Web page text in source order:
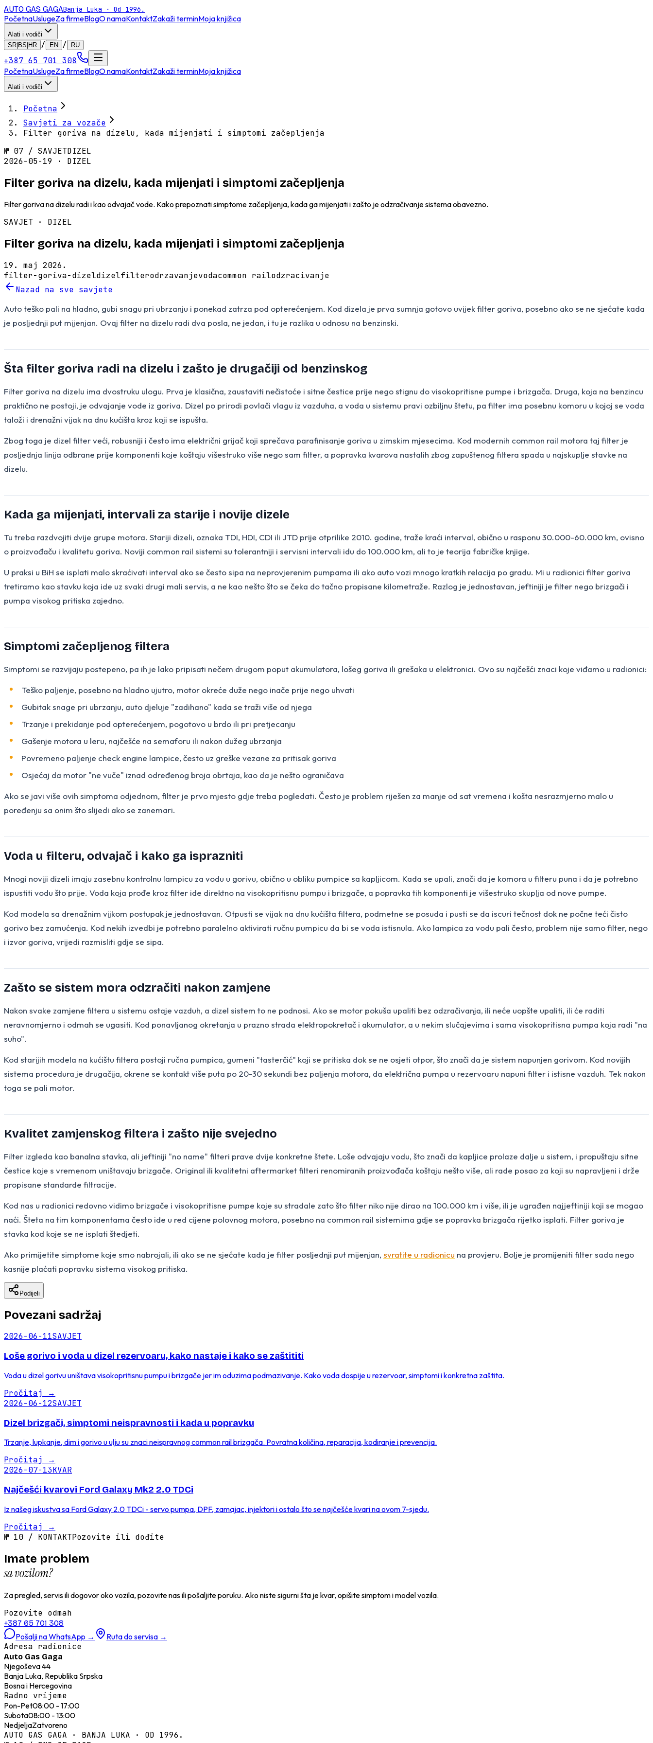
AUTO GAS GAGABanja Luka · Od 1996.
PočetnaUslugeZa firmeBlogO namaKontaktZakaži terminMoja knjižica
Alati i vodiči
SR|BS|HR
/ EN / RU
+387 65 701 308
PočetnaUslugeZa firmeBlogO namaKontaktZakaži terminMoja knjižica
Alati i vodiči
Početna
Savjeti za vozače
Filter goriva na dizelu, kada mijenjati i simptomi začepljenja
№ 07 / SAVJETDIZEL
2026-05-19 · DIZEL
Filter goriva na dizelu, kada mijenjati i simptomi začepljenja
Filter goriva na dizelu radi i kao odvajač vode. Kako prepoznati simptome začepljenja, kada ga mijenjati i zašto je odzračivanje sistema obavezno.
SAVJET · DIZEL
Filter goriva na dizelu, kada mijenjati i simptomi začepljenja
19. maj 2026.
filter-goriva-dizeldizelfilterodrzavanjevodacommon railodzracivanje
Nazad na sve savjete
Auto teško pali na hladno, gubi snagu pri ubrzanju i ponekad zatrza pod opterećenjem. Kod dizela je prva sumnja gotovo uvijek filter goriva, posebno ako se ne sjećate kada
je posljednji put mijenjan. Ovaj filter na dizelu radi dva posla, ne jedan, i tu je razlika u odnosu na benzinski.
Šta filter goriva radi na dizelu i zašto je drugačiji od benzinskog
Filter goriva na dizelu ima dvostruku ulogu. Prva je klasična, zaustaviti nečistoće i sitne čestice prije nego stignu do visokopritisne pumpe i brizgača. Druga, koja na benzincu
praktično ne postoji, je odvajanje vode iz goriva. Dizel po prirodi povlači vlagu iz vazduha, a voda u sistemu pravi ozbiljnu štetu, pa filter ima posebnu komoru u kojoj se voda
taloži i drenažni vijak na dnu kućišta kroz koji se ispušta.
Zbog toga je dizel filter veći, robusniji i često ima električni grijač koji sprečava parafinisanje goriva u zimskim mjesecima. Kod modernih common rail motora taj filter je
posljednja linija odbrane prije komponenti koje koštaju višestruko više nego sam filter, a popravka kvarova nastalih zbog zapuštenog filtera spada u najskuplje stavke na
dizelu.
Kada ga mijenjati, intervali za starije i novije dizele
Tu treba razdvojiti dvije grupe motora. Stariji dizeli, oznaka TDI, HDI, CDI ili JTD prije otprilike 2010. godine, traže kraći interval, obično u rasponu 30.000-60.000 km, ovisno
o proizvođaču i kvalitetu goriva. Noviji common rail sistemi su tolerantniji i servisni intervali idu do 100.000 km, ali to je teorija fabričke knjige.
U praksi u BiH se isplati malo skraćivati interval ako se često sipa na neprovjerenim pumpama ili ako auto vozi mnogo kratkih relacija po gradu. Mi u radionici filter goriva
tretiramo kao stavku koja ide uz svaki drugi mali servis, a ne kao nešto što se čeka do tačno propisane kilometraže. Razlog je jednostavan, jeftiniji je filter nego brizgači i
pumpa visokog pritiska zajedno.
Simptomi začepljenog filtera
Simptomi se razvijaju postepeno, pa ih je lako pripisati nečem drugom poput akumulatora, lošeg goriva ili grešaka u elektronici. Ovo su najčešći znaci koje viđamo u radionici:
Teško paljenje, posebno na hladno ujutro, motor okreće duže nego inače prije nego uhvati
Gubitak snage pri ubrzanju, auto djeluje "zadihano" kada se traži više od njega
Trzanje i prekidanje pod opterećenjem, pogotovo u brdo ili pri pretjecanju
Gašenje motora u leru, najčešće na semaforu ili nakon dužeg ubrzanja
Povremeno paljenje check engine lampice, često uz greške vezane za pritisak goriva
Osjećaj da motor "ne vuče" iznad određenog broja obrtaja, kao da je nešto ograničava
Ako se javi više ovih simptoma odjednom, filter je prvo mjesto gdje treba pogledati. Često je problem riješen za manje od sat vremena i košta nesrazmjerno malo u
poređenju sa onim što slijedi ako se zanemari.
Voda u filteru, odvajač i kako ga isprazniti
Mnogi noviji dizeli imaju zasebnu kontrolnu lampicu za vodu u gorivu, obično u obliku pumpice sa kapljicom. Kada se upali, znači da je komora u filteru puna i da je potrebno
ispustiti vodu što prije. Voda koja prođe kroz filter ide direktno na visokopritisnu pumpu i brizgače, a popravka tih komponenti je višestruko skuplja od nove pumpe.
Kod modela sa drenažnim vijkom postupak je jednostavan. Otpusti se vijak na dnu kućišta filtera, podmetne se posuda i pusti se da iscuri tečnost dok ne počne teći čisto
gorivo bez zamućenja. Kod nekih izvedbi je potrebno paralelno aktivirati ručnu pumpicu da bi se voda istisnula. Ako lampica za vodu pali često, problem nije samo filter, nego
i izvor goriva, vrijedi razmisliti gdje se sipa.
Zašto se sistem mora odzračiti nakon zamjene
Nakon svake zamjene filtera u sistemu ostaje vazduh, a dizel sistem to ne podnosi. Ako se motor pokuša upaliti bez odzračivanja, ili neće uopšte upaliti, ili će raditi
neravnomjerno i odmah se ugasiti. Kod ponavljanog okretanja u prazno strada elektropokretač i akumulator, a u nekim slučajevima i sama visokopritisna pumpa koja radi "na
suho".
Kod starijih modela na kućištu filtera postoji ručna pumpica, gumeni "tasterčić" koji se pritiska dok se ne osjeti otpor, što znači da je sistem napunjen gorivom. Kod novijih
sistema procedura je drugačija, okrene se kontakt više puta po 20-30 sekundi bez paljenja motora, da električna pumpa u rezervoaru napuni filter i istisne vazduh. Tek nakon
toga se pali motor.
Kvalitet zamjenskog filtera i zašto nije svejedno
Filter izgleda kao banalna stavka, ali jeftiniji "no name" filteri prave dvije konkretne štete. Loše odvajaju vodu, što znači da kapljice prolaze dalje u sistem, i propuštaju sitne
čestice koje s vremenom uništavaju brizgače. Original ili kvalitetni aftermarket filteri renomiranih proizvođača koštaju nešto više, ali rade posao za koji su napravljeni i drže
propisane standarde filtracije.
Kod nas u radionici redovno vidimo brizgače i visokopritisne pumpe koje su stradale zato što filter niko nije dirao na 100.000 km i više, ili je ugrađen najjeftiniji koji se mogao
naći. Šteta na tim komponentama često ide u red cijene polovnog motora, posebno na common rail sistemima gdje se popravka brizgača rijetko isplati. Filter goriva je
stavka kod koje se ne isplati štedjeti.
Ako primijetite simptome koje smo nabrojali, ili ako se ne sjećate kada je filter posljednji put mijenjan, svratite u radionicu na provjeru. Bolje je promijeniti filter sada nego
kasnije plaćati popravku sistema visokog pritiska.
Podijeli
Povezani sadržaj
2026-06-11SAVJET
Loše gorivo i voda u dizel rezervoaru, kako nastaje i kako se zaštititi
Voda u dizel gorivu uništava visokopritisnu pumpu i brizgače jer im oduzima podmazivanje. Kako voda dospije u rezervoar, simptomi i konkretna zaštita.
Pročitaj →
2026-06-12SAVJET
Dizel brizgači, simptomi neispravnosti i kada u popravku
Trzanje, lupkanje, dim i gorivo u ulju su znaci neispravnog common rail brizgača. Povratna količina, reparacija, kodiranje i prevencija.
Pročitaj →
2026-07-13KVAR
Najčešći kvarovi Ford Galaxy Mk2 2.0 TDCi
Iz našeg iskustva sa Ford Galaxy 2.0 TDCi - servo pumpa, DPF, zamajac, injektori i ostalo što se najčešće kvari na ovom 7-sjedu.
Pročitaj →
№ 10 / KONTAKTPozovite ili dođite
Imate problem
sa vozilom?
Za pregled, servis ili dogovor oko vozila, pozovite nas ili pošaljite poruku. Ako niste sigurni šta je kvar, opišite simptom i model vozila.
Pozovite odmah
+387 65 701 308
Pošalji na WhatsApp → Ruta do servisa →
Adresa radionice
Auto Gas Gaga
Njegoševa 44
Banja Luka, Republika Srpska
Bosna i Hercegovina
Radno vrijeme
Pon-Pet08:00 - 17:00
Subota08:00 - 13:00
NedjeljaZatvoreno
AUTO GAS GAGA · BANJA LUKA · OD 1996.